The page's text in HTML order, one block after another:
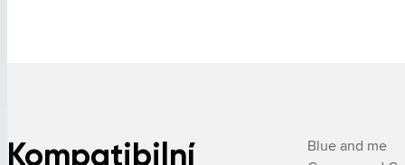
Kompatibilní
Blue and me